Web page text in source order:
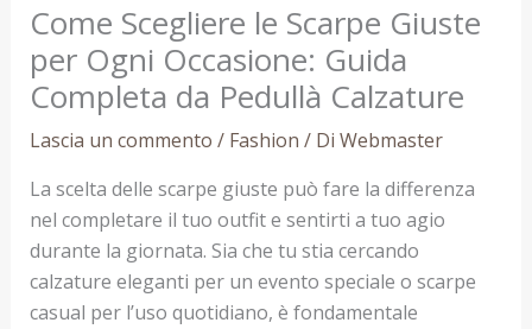
Come Scegliere le Scarpe Giuste
per Ogni Occasione: Guida
Completa da Pedullà Calzature
Lascia un commento / Fashion / Di Webmaster
La scelta delle scarpe giuste può fare la differenza
nel completare il tuo outfit e sentirti a tuo agio
durante la giornata. Sia che tu stia cercando
calzature eleganti per un evento speciale o scarpe
casual per l’uso quotidiano, è fondamentale